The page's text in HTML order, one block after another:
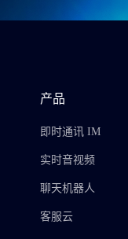
产品
即时通讯 IM
实时音视频
聊天机器人
客服云